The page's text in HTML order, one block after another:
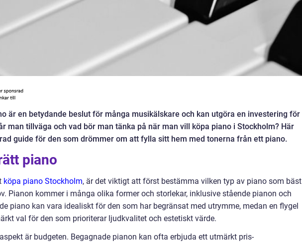
är en betydande beslut för många musikälskare och kan utgöra en investering för
man tillväga och vad bör man tänka på när man vill köpa piano i Stockholm? Här
guide för den som drömmer om att fylla sitt hem med tonerna från ett piano.
piano
köpa piano Stockholm, är det viktigt att först bestämma vilken typ av piano som bäst
Pianon kommer i många olika former och storlekar, inklusive stående pianon och
piano kan vara idealiskt för den som har begränsat med utrymme, medan en flygel
val för den som prioriterar ljudkvalitet och estetiskt värde.
är budgeten. Begagnade pianon kan ofta erbjuda ett utmärkt pris-